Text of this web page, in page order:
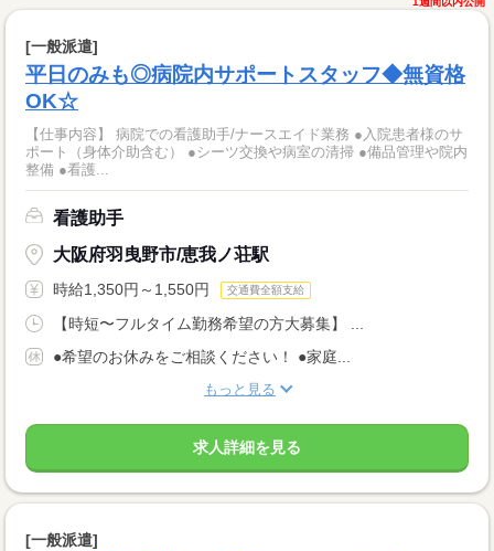
[一般派遣]
平日のみも◎病院内サポートスタッフ◆無資格
OK☆
【仕事内容】 病院での看護助手/ナースエイド業務 ●入院患者様のサ
ポート（身体介助含む） ●シーツ交換や病室の清掃 ●備品管理や院内
整備 ●看護...
看護助手
大阪府羽曳野市/恵我ノ荘駅
時給1,350円～1,550円 交通費全額支給
【時短〜フルタイム勤務希望の方大募集】 ...
●希望のお休みをご相談ください！ ●家庭...
もっと見る
求人詳細を見る
[一般派遣]